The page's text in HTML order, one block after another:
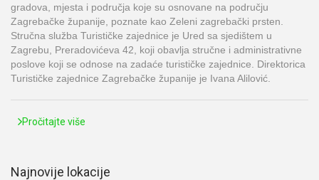
gradova, mjesta i područja koje su osnovane na području
Zagrebačke županije, poznate kao Zeleni zagrebački prsten.
Stručna služba Turističke zajednice je Ured sa sjedištem u
Zagrebu, Preradovićeva 42, koji obavlja stručne i administrativne
poslove koji se odnose na zadaće turističke zajednice. Direktorica
Turističke zajednice Zagrebačke županije je Ivana Alilović.
Pročitajte više
Najnovije lokacije